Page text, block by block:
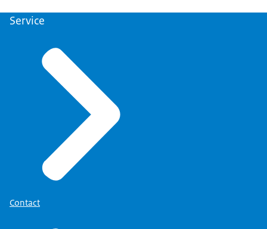
Service
Contact